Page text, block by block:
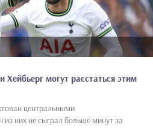
могут расстаться этим
центральными
них не сыграл больше минут за